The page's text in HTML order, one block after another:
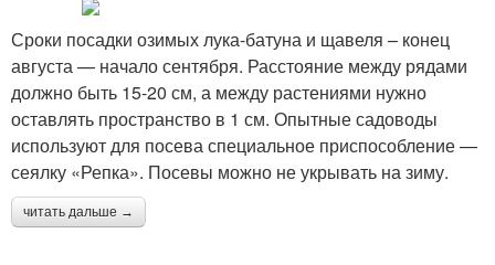
Сроки посадки озимых лука-батуна и щавеля – конец
августа — начало сентября. Расстояние между рядами
должно быть 15-20 см, а между растениями нужно
оставлять пространство в 1 см. Опытные садоводы
используют для посева специальное приспособление —
сеялку «Репка». Посевы можно не укрывать на зиму.
читать дальше →